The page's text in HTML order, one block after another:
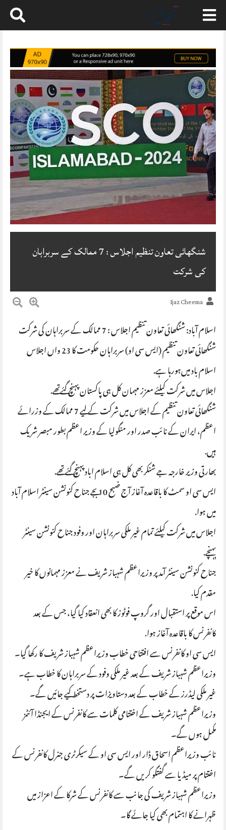
Skip
content
شنگھائی تعاون تنظیم اجلاس : 7 ممالک کے سربراہان
کی شرکت
Ijaz Cheema
اسلام آباد: شنگھائی تعاون تنظیم اجلاس : 7 ممالک کے سربراہان کی شرکت
شنگھائی تعاون تنظیم (ایس سی او) سربراہان حکومت کا 23 واں اجلاس
اسلام باد میں‌ہورہا ہے.
اجلاس میں شرکت کیلئے معزز مہمان کل ہی پاکستان پہنچ گئےتھے.
شنگھائی تعاون تنظیم کے اجلاس میں شرکت کے لیے 7 ممالک کے وزرائے
اعظم، ایران کے نائب صدر اور منگولیا کے وزیر اعظم بطور مبصر شریک
ہیں.
بھارتی وزیر خارجہ جے شنکر بھی کل ہی اسلام اباد پہنچ گئے تھے.
ایس سی او سمٹ کا باقاعدہ آغاز آج ضبح 10 بجے جناح کنونشن سینٹر اسلام آباد
میں ہوا.
اجلاس میں شرکت کیلئے تمام غیر ملکی سربراہان اور وفود جناح کنونشن سینٹر
پہنچے.
جناح کنونشن سینٹر آمد پر وزیراعظم شہباز شریف نے معزز مہمانوں کا خیر
مقدم کیا.
اس موقع پر استقبال اور گروپ فوٹوز کا بھی انعقاد کیا گیا، جس کے بعد
کانفرنس کا باقاعدہ آغاز ہوا.
ایس سی او کانفرنس سے افتتاحی خطاب وزیراعظم شہباز شریف کا رکھا گیا۔
وزیراعظم شہباز شریف کے بعد غیر ملکی وفود کے سربراہان کا خطاب ہے۔
غیر ملکی لیڈرز کے خطاب کے بعد دستاویزات پر دستخط کیے جائیں گے۔
وزیراعظم شہباز شریف کے اختتامی کلمات سے کانفرنس کے ایجنڈا آئٹمز
مکمل ہوں گے۔
نائب وزیراعظم اسحاق ڈار اور ایس سی او کے سیکرٹری جنرل کانفرنس کے
اختتام پر میڈیا سے گفتگو کریں گے۔
وزیراعظم شہباز شریف کی جانب سے کانفرنس کے شرکا کے اعزاز میں
ظہرانے کا اہتمام بھی کیا جائے گا۔